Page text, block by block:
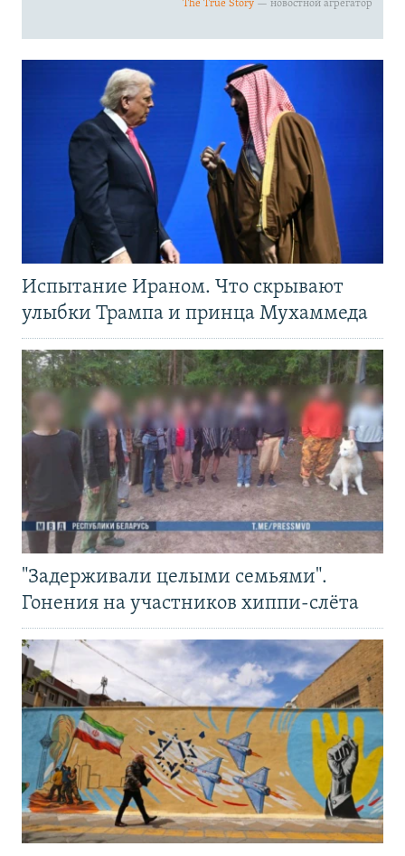
Испытание Ираном. Что скрывают
улыбки Трампа и принца Мухаммеда
"Задерживали целыми семьями".
Гонения на участников хиппи-слёта